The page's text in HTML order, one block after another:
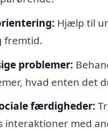
Hjælp til
fremtid.
problemer:
hvad enten det
færdigheder:
interaktioner med